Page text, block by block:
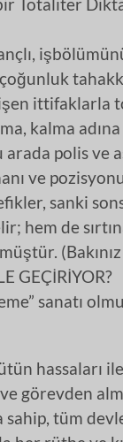
kalma
arada polis ve
ve
sanki
hem de
(Bakınız
GEÇİRİYOR?
sanatı
hassaları
görevden
sahip, tüm